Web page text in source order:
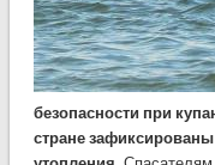
безопасности при
стране